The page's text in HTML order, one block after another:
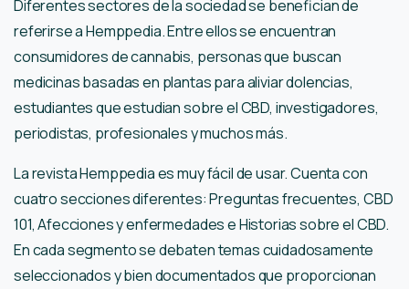
Diferentes sectores de la sociedad se benefician de
referirse a Hemppedia. Entre ellos se encuentran
consumidores de cannabis, personas que buscan
medicinas basadas en plantas para aliviar dolencias,
estudiantes que estudian sobre el CBD, investigadores,
periodistas, profesionales y muchos más.
La revista Hemppedia es muy fácil de usar. Cuenta con
cuatro secciones diferentes: Preguntas frecuentes, CBD
101, Afecciones y enfermedades e Historias sobre el CBD.
En cada segmento se debaten temas cuidadosamente
seleccionados y bien documentados que proporcionan